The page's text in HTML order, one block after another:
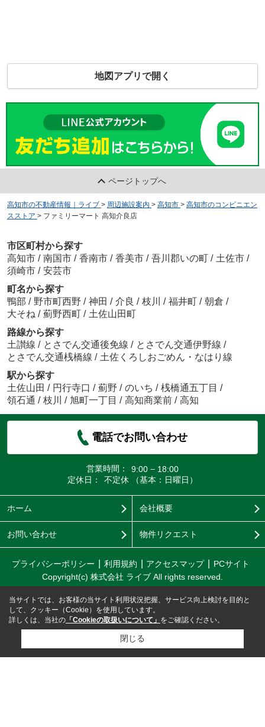
地図アプリで開く
ページトップへ
高知市の不動産情報｜ライブ > 周辺施設案内 > 高知市 > 高知市のコンビニエン
スストア > ファミリーマート 高知介良店
市区町村から探す
高知市 / 南国市 / 香南市 / 香美市 / 吾川郡いの町 / 土佐市 /
須崎市 / 安芸市
町名から探す
鴨部 / 野市町西野 / 神田 / 介良 / 枝川 / 福井町 / 朝倉 /
大そね / 薊野西町 / 土佐山田町
路線から探す
土讃線 / とさでん交通後免線 / とさでん交通伊野線 /
とさでん交通桟橋線 / 土佐くろしおごめん・なはり線
駅から探す
土佐山田 / 円行寺口 / 薊野 / のいち / 桟橋通五丁目 /
領石通 / 枝川 / 旭町一丁目 / 高知商業前 / 高知
電話でお問い合わせ
営業時間：
9:00 − 18:00
定休日：
不定休 （基本：日曜日）
ホーム 会社概要
お問い合わせ 物件リクエスト
プライバシーポリシー 利用規約 アクセスマップ
PCサイト
Copyright(c) 株式会社 ライブ All rights reserved.
当サイトでは、お客様の当サイト利用状況把握、サービス向上検討を目的と
して、クッキー（Cookie）を使用しています。
詳しくは、当社の 「Cookieの取扱いについて」 をご確認ください。
閉じる